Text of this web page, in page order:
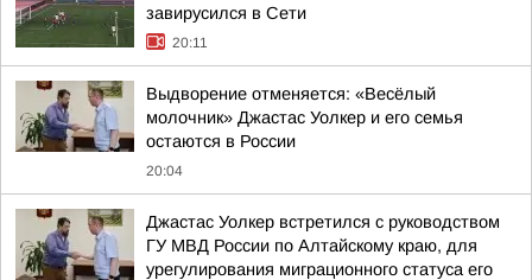
завирусился в Сети
20:11
Выдворение отменяется: «Весёлый
молочник» Джастас Уолкер и его семья
остаются в России
20:04
Джастас Уолкер встретился с руководством
ГУ МВД России по Алтайскому краю, для
урегулирования миграционного статуса его